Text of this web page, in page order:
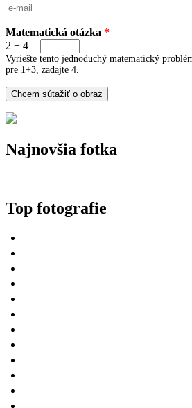
E-mail
Matematická otázka *
2 + 4 =
Vyriešte tento jednoduchý matematický
pre 1+3, zadajte 4.
Najnovšia fotka
Top fotografie